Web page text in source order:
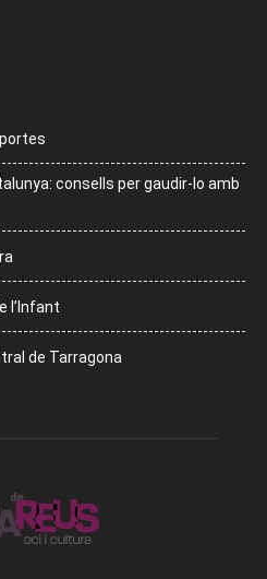
consells per gaudir-lo amb
l’Infant
de Tarragona